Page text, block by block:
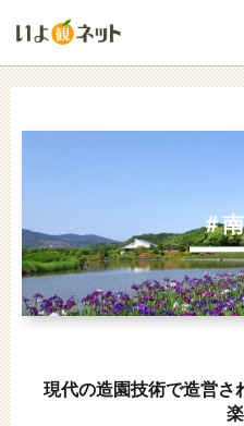
＃
現代の造園技術で造営さ